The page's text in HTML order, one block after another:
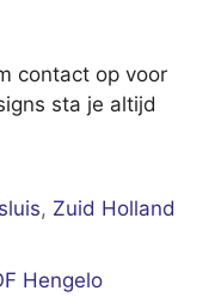
contact op voor
sta je altijd
, Zuid Holland
Hengelo